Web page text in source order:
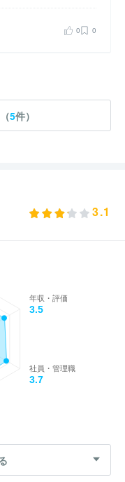
0 0
5件）
3.1
年収・評価
3.5
社員・管理職
3.7